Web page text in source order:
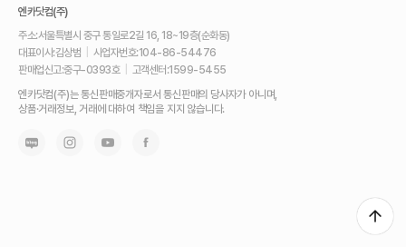
엔카닷컴(주)
주소:서울특별시 중구 통일로2길 16, 18~19층(순화동)
대표이사:김상범 사업자번호:104-86-54476
판매업신고:중구-0393호 고객센터:1599-5455
차
를
고
엔카닷컴(주)는 통신판매중개자로서 통신판매의 당사자가 아니며,
상품·거래정보, 거래에 대하여 책임을 지지 않습니다.